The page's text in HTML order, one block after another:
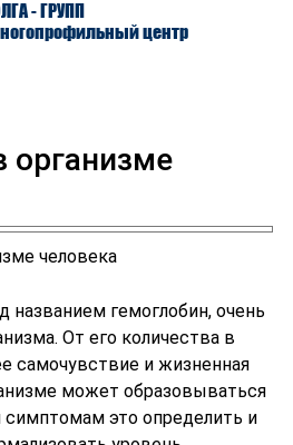
- ГРУПП
центр
организме
названием гемоглобин, очень
От его количества в
самочувствие и жизненная
может образовываться
это определить и